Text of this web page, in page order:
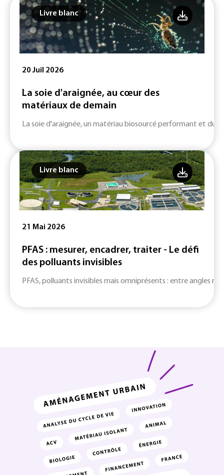
Livre blanc
20 Juil 2026
La soie d'araignée, au cœur des
matériaux de demain
La soie d'araignée, un matériau biosourcé performant et
Livre blanc
21 Mai 2026
PFAS : mesurer, encadrer, traiter - Le défi
des polluants invisibles
PFAS, polluants invisibles mais omniprésents : entre angles